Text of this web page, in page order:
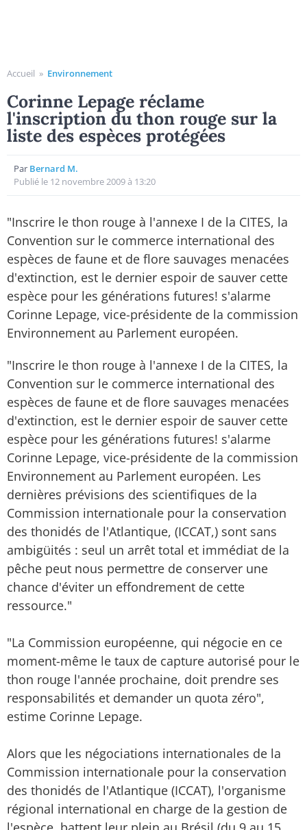
Accueil » Environnement
Corinne Lepage réclame
l'inscription du thon rouge sur la
liste des espèces protégées
Par Bernard M.
Publié le 12 novembre 2009 à 13:20
"Inscrire le thon rouge à l'annexe I de la CITES, la
Convention sur le commerce international des
espèces de faune et de flore sauvages menacées
d'extinction, est le dernier espoir de sauver cette
espèce pour les générations futures! s'alarme
Corinne Lepage, vice-présidente de la commission
Environnement au Parlement européen.
"Inscrire le thon rouge à l'annexe I de la CITES, la
Convention sur le commerce international des
espèces de faune et de flore sauvages menacées
d'extinction, est le dernier espoir de sauver cette
espèce pour les générations futures! s'alarme
Corinne Lepage, vice-présidente de la commission
Environnement au Parlement européen. Les
dernières prévisions des scientifiques de la
Commission internationale pour la conservation
des thonidés de l'Atlantique, (ICCAT,) sont sans
ambigüités : seul un arrêt total et immédiat de la
pêche peut nous permettre de conserver une
chance d'éviter un effondrement de cette
ressource."
"La Commission européenne, qui négocie en ce
moment-même le taux de capture autorisé pour le
thon rouge l'année prochaine, doit prendre ses
responsabilités et demander un quota zéro",
estime Corinne Lepage.
Alors que les négociations internationales de la
Commission internationale pour la conservation
des thonidés de l'Atlantique (ICCAT), l'organisme
régional international en charge de la gestion de